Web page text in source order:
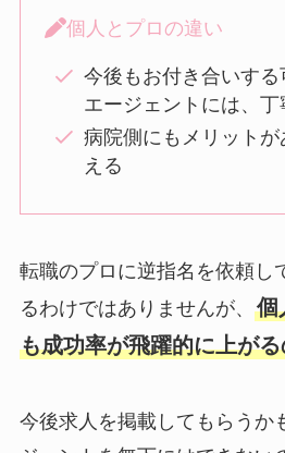
個人とプロの違い
今後もお付き合いす
エージェントには、
病院側にもメリット
える
転職のプロに逆指名を依頼し
るわけではありませんが、 個
も成功率が飛躍的に上が
今後求人を掲載してもらうか